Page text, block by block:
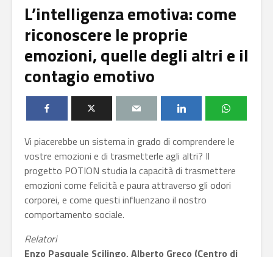
L’intelligenza emotiva: come
riconoscere le proprie
emozioni, quelle degli altri e il
contagio emotivo
Vi piacerebbe un sistema in grado di comprendere le
vostre emozioni e di trasmetterle agli altri? Il
progetto POTION studia la capacità di trasmettere
emozioni come felicità e paura attraverso gli odori
corporei, e come questi influenzano il nostro
comportamento sociale.
Relatori
Enzo Pasquale Scilingo, Alberto Greco (Centro di